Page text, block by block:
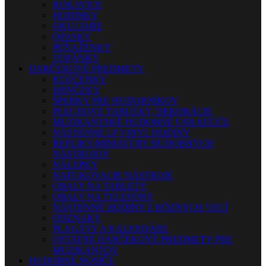
RUKAVICE
HODINKY
OKULIARE
OPASKY
PEŇAŽENKY
TOPÁNKY
DARČEKOVÉ PREDMETY
KĽÚČENKY
HRNČEKY
ŠPERKY PRE HUDOBNÍKOV
PLECHOVÉ TABUĽKY, DEKORÁCIE
MUZIKANTSKÉ HUDOBNÉ USB KĽÚČE
NÁSTENNÉ LP VINYL HODINY
REPLIKY-MINIATÚRY HUDOBNÝCH
NÁSTROJOV
NÁLEPKY
NAFUKOVACIE NÁSTROJE
OBALY NA TABLETY
OBALY NA TELEFÓNY
NÁSTENNÉ HODINY Z RÔZNYCH VECÍ
ODZNAKY
PLAGÁTY A KALENDÁRE
OSTATNÉ DARČEKOVÉ PREDMETY PRE
MUZIKANTOV
HUDOBNÉ NOSIČE